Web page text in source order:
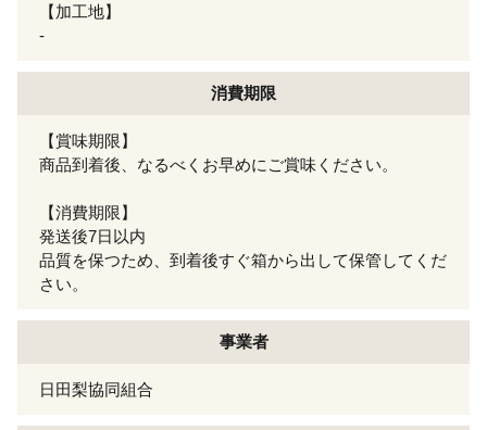
【加工地】
-
消費期限
【賞味期限】
商品到着後、なるべくお早めにご賞味ください。
【消費期限】
発送後7日以内
品質を保つため、到着後すぐ箱から出して保管してくだ
さい。
事業者
日田梨協同組合